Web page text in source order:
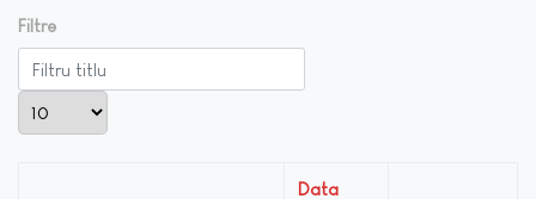
Filtre
Filtru titlu
Afișare #
Data